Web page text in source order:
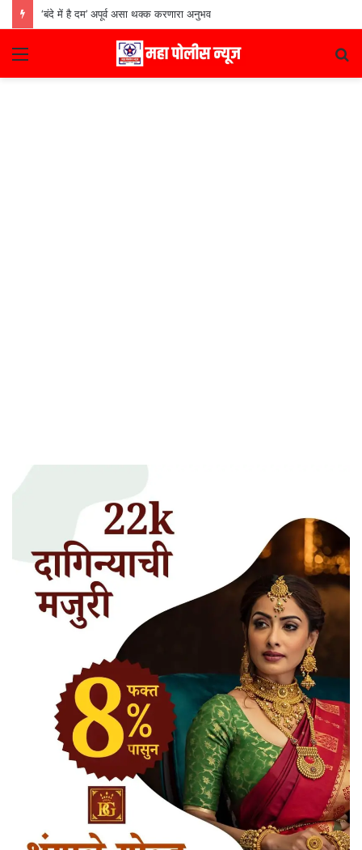
‘बंदे में है दम’ अपूर्व असा थक्क करणारा अनुभव
Menu